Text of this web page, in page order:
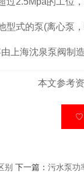
式的泵(离心泵，
海沈泉泵阀制造
本文参考
♡
别 下一篇： 污水泵功